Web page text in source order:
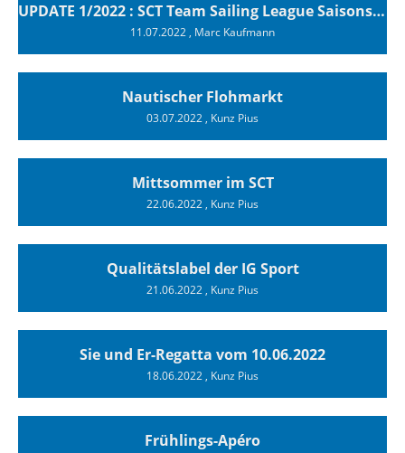
UPDATE 1/2022 : SCT Team Sailing League Saisonstartsieg
11.07.2022, Marc Kaufmann
Nautischer Flohmarkt
03.07.2022, Kunz Pius
Mittsommer im SCT
22.06.2022, Kunz Pius
Qualitätslabel der IG Sport
21.06.2022, Kunz Pius
Sie und Er-Regatta vom 10.06.2022
18.06.2022, Kunz Pius
Frühlings-Apéro